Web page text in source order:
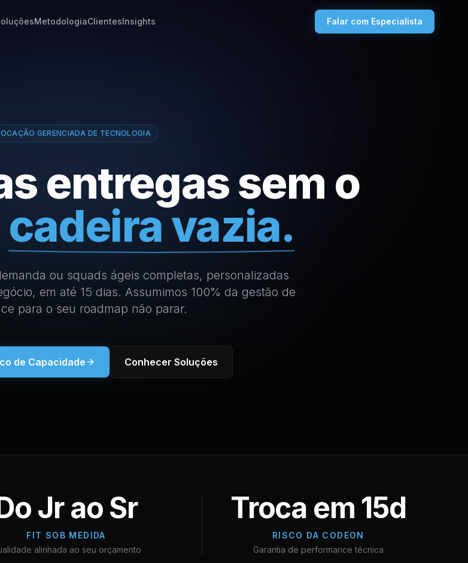
MetodologiaClientesInsights Falar com Especialista
GERENCIADA DE TECNOLOGIA
entregas sem o
cadeira vazia.
ou squads ágeis completas, personalizadas
em até 15 dias. Assumimos 100% da gestão de
para o seu roadmap não parar.
de Capacidade Conhecer Soluções
Jr ao Sr
FIT SOB MEDIDA
alinhada ao seu orçamento
Troca em 15d
RISCO DA CODEON
Garantia de performance técnica